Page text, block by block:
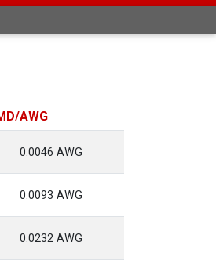
AWG
0.0046 AWG
0.0093 AWG
0.0232 AWG